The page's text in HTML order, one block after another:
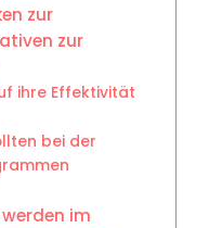
zur
zur
ihre Effektivität
bei der
im